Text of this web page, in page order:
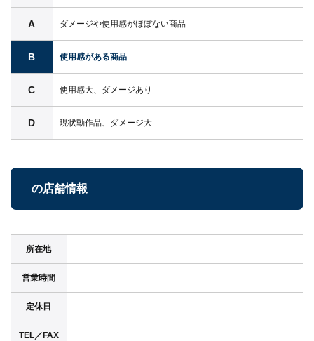
A ダメージや使用感がほぼない商品
B 使用感がある商品
C 使用感大、ダメージあり
D 現状動作品、ダメージ大
の店舗情報
所在地
営業時間
定休日
TEL／FAX